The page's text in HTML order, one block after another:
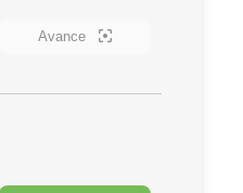
Avance